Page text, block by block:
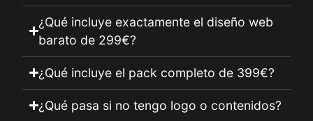
¿Qué incluye exactamente el diseño web
barato de 299€?
¿Qué incluye el pack completo de 399€?
¿Qué pasa si no tengo logo o contenidos?